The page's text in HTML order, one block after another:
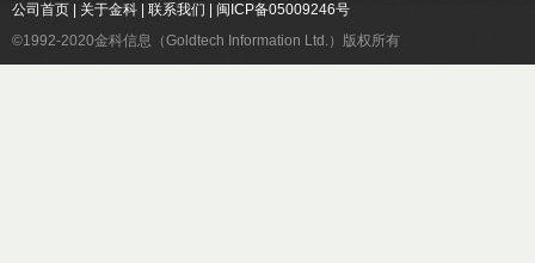
公司首页 关于金科 联系我们
闽ICP备05009246号
©1992-2020金科信息（Goldtech Information Ltd.）版权所有